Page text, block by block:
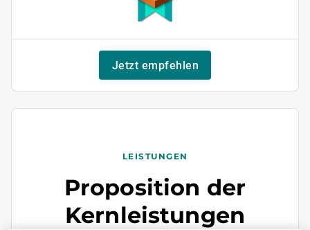
Jetzt empfehlen
LEISTUNGEN
Proposition der
Kernleistungen